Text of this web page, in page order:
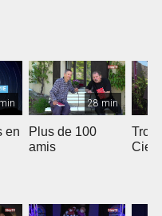
en
28 min
Plus de 100
amis
Ciel